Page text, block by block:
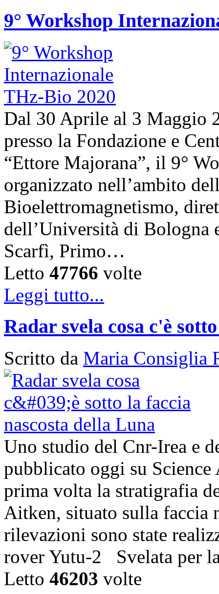
9° Workshop
Dal 30 Aprile al 3 Maggio
presso la Fondazione e
“Ettore Majorana”, il 9°
organizzato nell’ambito
Bioelettromagnetismo,
dell’Università di Bologna
Scarfì, Primo…
Letto 47766 volte
Leggi tutto...
Radar svela cosa c'è
Scritto da Maria Consiglia
Uno studio del Cnr-Irea e
pubblicato oggi su
prima volta la stratigrafia
Aitken, situato sulla faccia
rilevazioni sono state
rover Yutu-2 Svelata per
Letto 46203 volte